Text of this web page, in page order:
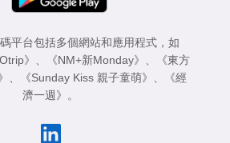
平台包括多個網站和應用程式，如
》 、 《NM+新Monday》 、
《東方
、 《Sunday Kiss 親子童萌》 、
《經
濟一週》 。